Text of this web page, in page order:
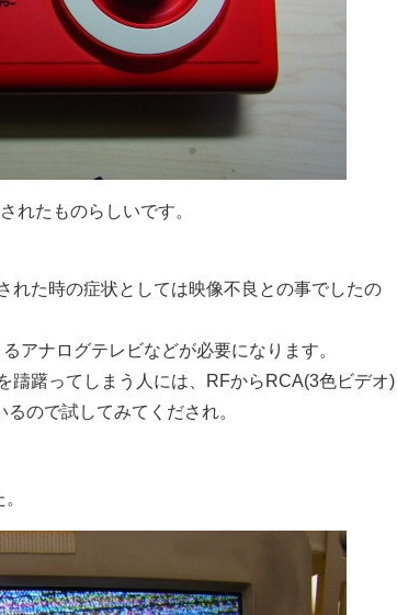
れたものらしいです。
れた時の症状としては映像不良との事でしたの
アナログテレビなどが必要になります。
躊躇ってしまう人には、
RFからRCA(3色ビデオ)
ので試してみてくだされ。